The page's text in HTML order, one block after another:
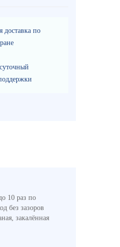
доставка по
10 раз по
без зазоров
закалённая